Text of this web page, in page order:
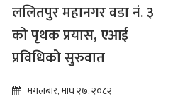
ललितपुर महानगर वडा नं. ३
को पृथक प्रयास, एआई
प्रविधिको सुरुवात
मंगलबार, माघ २७, २०८२